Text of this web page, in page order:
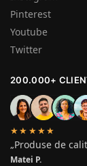
Pinterest
Youtube
Twitter
200.000+
★★★★★
„Produse de
Matei P.